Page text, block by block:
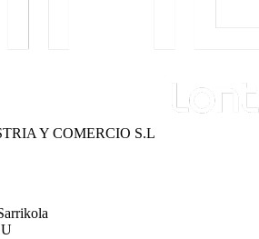
Y COMERCIO S.L